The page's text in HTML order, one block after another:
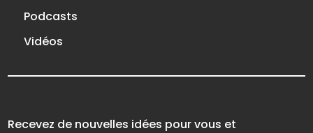
Podcasts
Vidéos
Recevez de nouvelles idées pour vous et